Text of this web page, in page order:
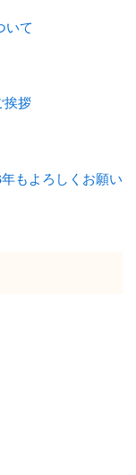
いて
挨拶
もよろしくお願い